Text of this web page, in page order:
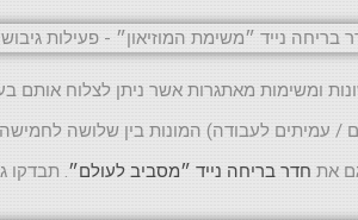
ומשימות מאתגרות אשר ניתן לצלוח
לעבודה) המונות בין שלושה לחמישה
את חדר בריחה נייד ״מסביב לעולם״. תבדקו